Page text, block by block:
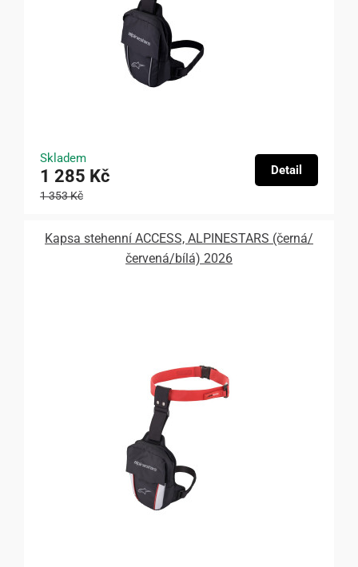
Skladem
1 285 Kč
1 353 Kč
Detail
Kapsa stehenní ACCESS, ALPINESTARS (černá/
červená/bílá) 2026